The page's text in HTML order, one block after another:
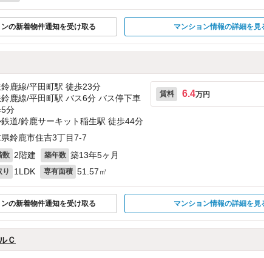
の新着物件通知を受け取る マンション情報の詳細を見
鹿線/平田町駅 徒歩23分
鹿線/平田町駅 バス6分 バス停下車
分
道/鈴鹿サーキット稲生駅 徒歩44分
鈴鹿市住吉3丁目7-7
数 2階建 築年数 築13年5ヶ月
り 1LDK 専有面積 51.57㎡
賃料 6.4万円
の新着物件通知を受け取る マンション情報の詳細を見
Ｃ